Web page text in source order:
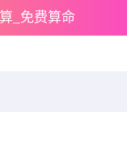
_免费算命